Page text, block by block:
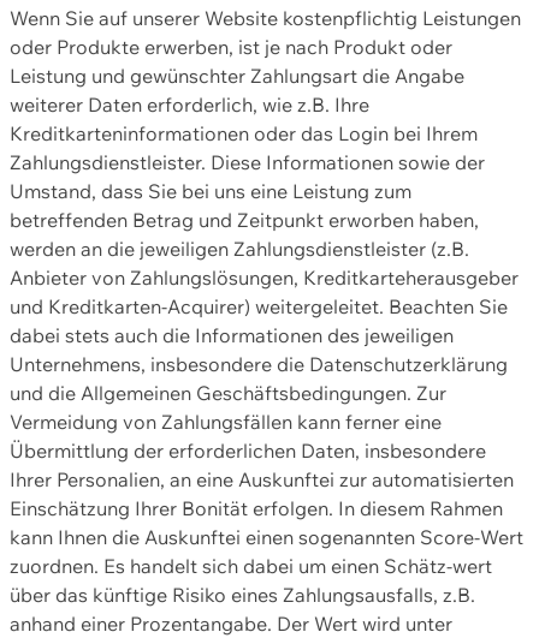
Wenn Sie auf unserer Website kostenpflichtig Leistungen
oder Produkte erwerben, ist je nach Produkt oder
Leistung und gewünschter Zahlungsart die Angabe
weiterer Daten erforderlich, wie z.B. Ihre
Kreditkarteninformationen oder das Login bei Ihrem
Zahlungsdienstleister. Diese Informationen sowie der
Umstand, dass Sie bei uns eine Leistung zum
betreffenden Betrag und Zeitpunkt erworben haben,
werden an die jeweiligen Zahlungsdienstleister (z.B.
Anbieter von Zahlungslösungen, Kreditkarteherausgeber
und Kreditkarten-Acquirer) weitergeleitet. Beachten Sie
dabei stets auch die Informationen des jeweiligen
Unternehmens, insbesondere die Datenschutzerklärung
und die Allgemeinen Geschäftsbedingungen. Zur
Vermeidung von Zahlungsfällen kann ferner eine
Übermittlung der erforderlichen Daten, insbesondere
Ihrer Personalien, an eine Auskunftei zur automatisierten
Einschätzung Ihrer Bonität erfolgen. In diesem Rahmen
kann Ihnen die Auskunftei einen sogenannten Score-Wert
zuordnen. Es handelt sich dabei um einen Schätz-wert
über das künftige Risiko eines Zahlungsausfalls, z.B.
anhand einer Prozentangabe. Der Wert wird unter